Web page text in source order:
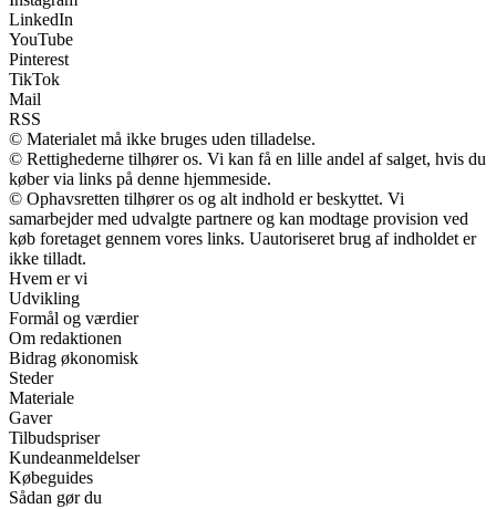
LinkedIn
YouTube
Pinterest
TikTok
Mail
RSS
© Materialet må ikke bruges uden tilladelse.
© Rettighederne tilhører os. Vi kan få en lille andel af salget, hvis du
køber via links på denne hjemmeside.
© Ophavsretten tilhører os og alt indhold er beskyttet. Vi
samarbejder med udvalgte partnere og kan modtage provision ved
køb foretaget gennem vores links. Uautoriseret brug af indholdet er
ikke tilladt.
Hvem er vi
Udvikling
Formål og værdier
Om redaktionen
Bidrag økonomisk
Steder
Materiale
Gaver
Tilbudspriser
Kundeanmeldelser
Købeguides
Sådan gør du